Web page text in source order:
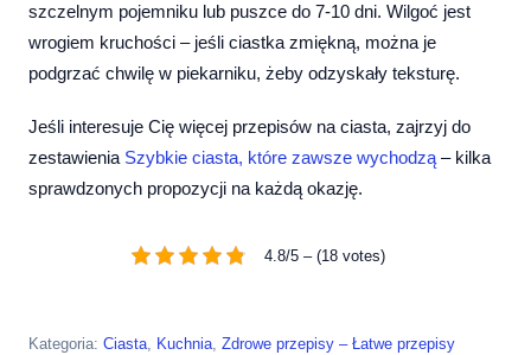
szczelnym pojemniku lub puszce do 7-10 dni. Wilgoć jest
wrogiem kruchości – jeśli ciastka zmiękną, można je
podgrzać chwilę w piekarniku, żeby odzyskały teksturę.
Jeśli interesuje Cię więcej przepisów na ciasta, zajrzyj do
zestawienia Szybkie ciasta, które zawsze wychodzą – kilka
sprawdzonych propozycji na każdą okazję.
4.8/5 – (18 votes)
Kategoria: Ciasta Kuchnia Zdrowe przepisy – Łatwe przepisy